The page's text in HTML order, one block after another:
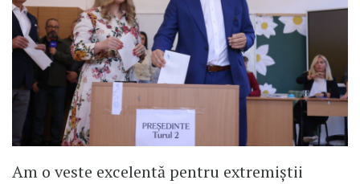
un nou automobil de lux sau la vre-o
proprietate pe riviera franceză evident că ei
sunt la adăpost de viitura economică care va
veni , tot tinerii și copiii vor suporta curbele
de sacrificiu.
Am o veste excelentă pentru extremiștii